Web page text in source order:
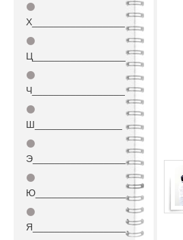
⚫
Х_________________
⚫
Ц_________________
⚫
Ч_________________
⚫
Ш________________
⚫
Э_________________
⚫
Ю_________________
⚫
Я_________________